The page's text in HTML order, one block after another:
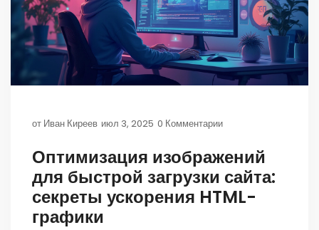
от Иван Киреев июл 3, 2025 0 Комментарии
Оптимизация изображений
для быстрой загрузки сайта:
секреты ускорения HTML-
графики